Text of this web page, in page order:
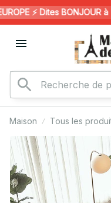
⚡️ Dites BONJOUR
Maison Tous les